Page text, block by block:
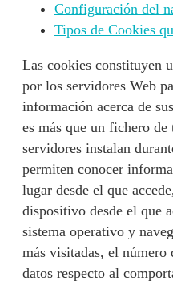
Configuración del
Tipos de Cookies
Las cookies constituyen
por los servidores Web
información acerca de
es más que un fichero
servidores instalan
permiten conocer
lugar desde el que
dispositivo desde el que
sistema operativo y
más visitadas, el
datos respecto al